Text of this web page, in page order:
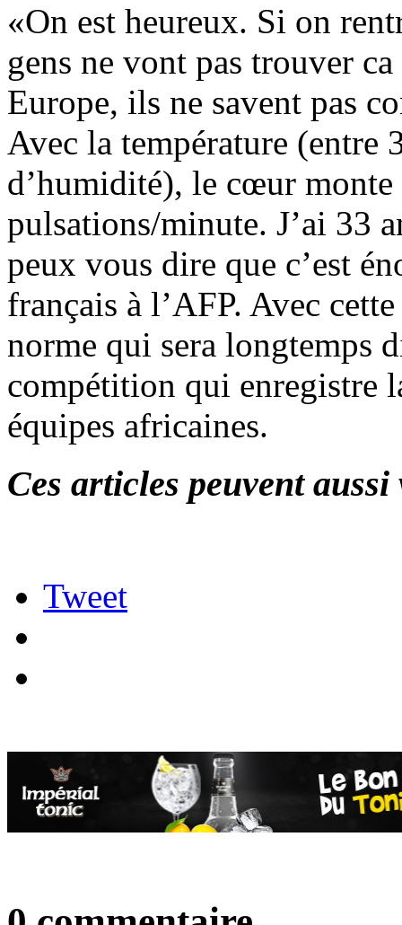
«On est heureux. Si on
gens ne vont pas trouver
Europe, ils ne savent pas
Avec la température (entre
d’humidité), le cœur
pulsations/minute. J’ai 33
peux vous dire que c’est
français à l’AFP. Avec
norme qui sera longtemps
compétition qui enregistre
équipes africaines.
Ces articles peuvent
Tweet